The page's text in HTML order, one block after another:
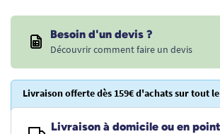
Besoin d'un devis ?
Découvrir comment faire un devis
Livraison offerte dès 159€ d'achats sur tout
Livraison à domicile ou en